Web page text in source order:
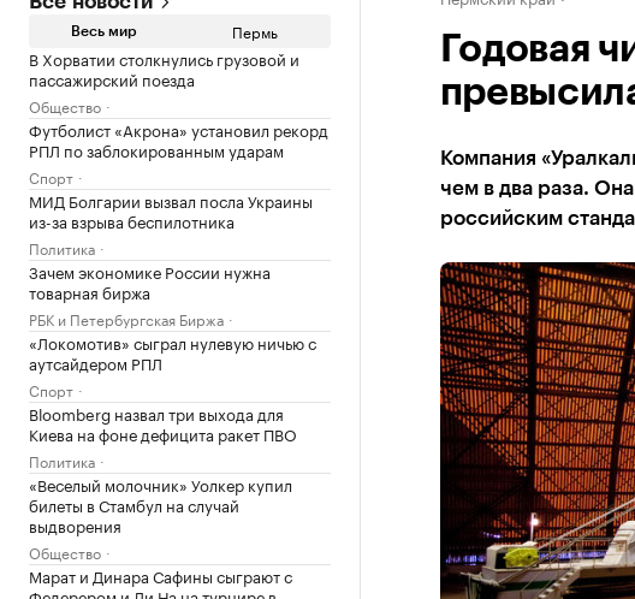
Весь мир Пермь
В Хорватии столкнулись грузовой и
пассажирский поезда
Общество
Футболист «Акрона» установил рекорд
РПЛ по заблокированным ударам
Спорт
МИД Болгарии вызвал посла Украины
из-за взрыва беспилотника
Политика
Зачем экономике России нужна
товарная биржа
РБК и Петербургская Биржа
«Локомотив» сыграл нулевую ничью с
аутсайдером РПЛ
Спорт
Bloomberg назвал три выхода для
Киева на фоне дефицита ракет ПВО
Политика
«Веселый молочник» Уолкер купил
билеты в Стамбул на случай
выдворения
Общество
Марат и Динара Сафины сыграют с
Годовая
Компания
чем в два раза.
российским